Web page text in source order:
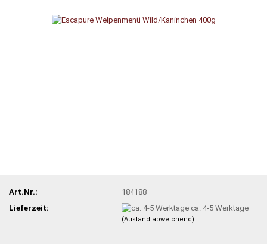
Art.Nr.:
184188
Lieferzeit:
ca. 4-5 Werktage
(Ausland abweichend)